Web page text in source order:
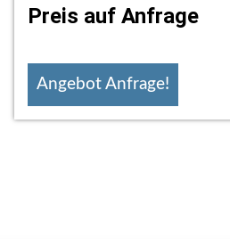
Preis auf Anfrage
Angebot Anfrage!